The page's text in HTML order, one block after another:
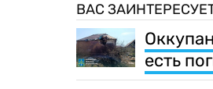
ВАС
есть